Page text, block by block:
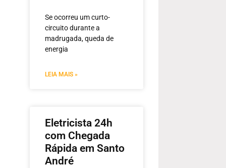
Se ocorreu um curto-
circuito durante a
madrugada, queda de
energia
LEIA MAIS »
Eletricista 24h
com Chegada
Rápida em Santo
André